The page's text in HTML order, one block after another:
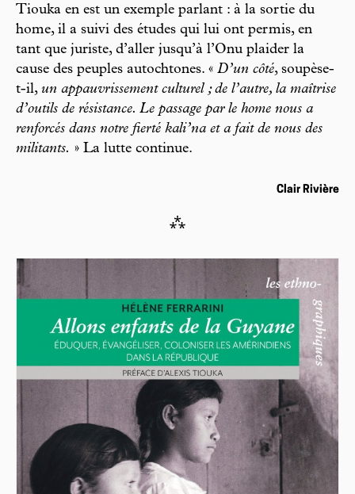
Tiouka en est un exemple parlant : à la sortie du
home, il a suivi des études qui lui ont permis, en
tant que juriste, d’aller jusqu’à l’Onu plaider la
cause des peuples autochtones. « D’un côté, soupèse-
t-il, un appauvrissement culturel ; de l’autre, la maîtrise
d’outils de résistance. Le passage par le home nous a
renforcés dans notre fierté kali’na et a fait de nous des
militants. » La lutte continue.
Clair Rivière
⁂